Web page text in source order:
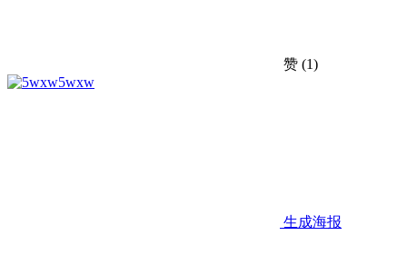
赞 (1)
5wxw
生成海报